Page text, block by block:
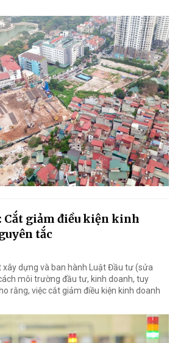
Cắt giảm điều kiện kinh
tắc
xây dựng và ban hành Luật Đầu tư (sửa
môi trường đầu tư, kinh doanh, tuy
rằng, việc cắt giảm điều kiện kinh doanh